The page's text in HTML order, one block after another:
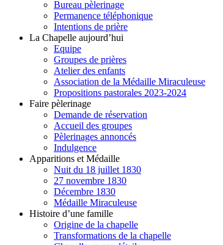
Bureau pèlerinage
Permanence téléphonique
Intentions de prière
La Chapelle aujourd’hui
Equipe
Groupes de prières
Atelier des enfants
Association de la Médaille Miraculeuse
Propositions pastorales 2023-2024
Faire pèlerinage
Demande de réservation
Accueil des groupes
Pèlerinages annoncés
Indulgence
Apparitions et Médaille
Nuit du 18 juillet 1830
27 novembre 1830
Décembre 1830
Médaille Miraculeuse
Histoire d’une famille
Origine de la chapelle
Transformations de la chapelle